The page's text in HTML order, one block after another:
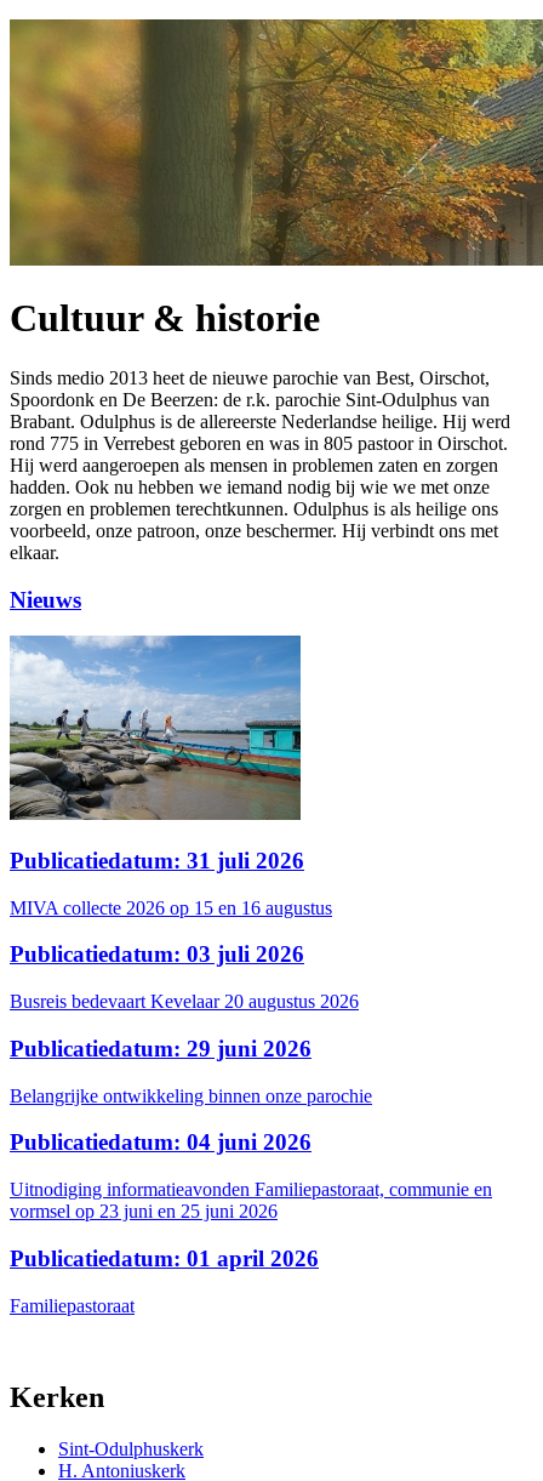
Cultuur & historie
Sinds medio 2013 heet de nieuwe parochie van Best, Oirschot,
Spoordonk en De Beerzen: de r.k. parochie Sint-Odulphus van
Brabant. Odulphus is de allereerste Nederlandse heilige. Hij werd
rond 775 in Verrebest geboren en was in 805 pastoor in Oirschot.
Hij werd aangeroepen als mensen in problemen zaten en zorgen
hadden. Ook nu hebben we iemand nodig bij wie we met onze
zorgen en problemen terechtkunnen. Odulphus is als heilige ons
voorbeeld, onze patroon, onze beschermer. Hij verbindt ons met
elkaar.
Nieuws
Publicatiedatum: 31 juli 2026
MIVA collecte 2026 op 15 en 16 augustus
Publicatiedatum: 03 juli 2026
Busreis bedevaart Kevelaar 20 augustus 2026
Publicatiedatum: 29 juni 2026
Belangrijke ontwikkeling binnen onze parochie
Publicatiedatum: 04 juni 2026
Uitnodiging informatieavonden Familiepastoraat, communie en
vormsel op 23 juni en 25 juni 2026
Publicatiedatum: 01 april 2026
Familiepastoraat
Kerken
Sint-Odulphuskerk
H. Antoniuskerk